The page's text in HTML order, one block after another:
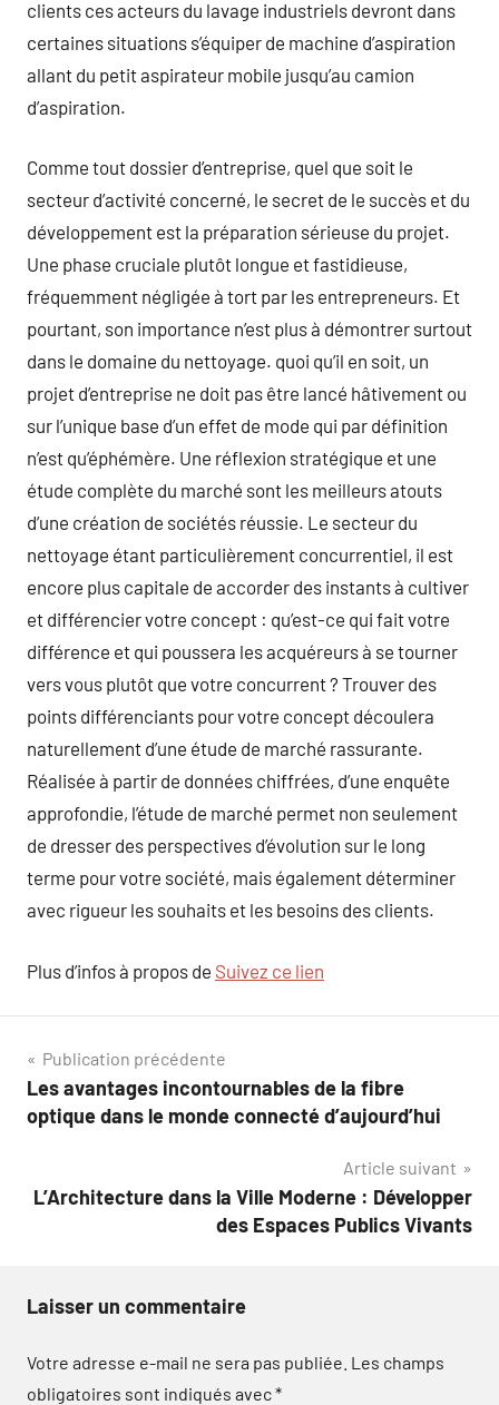
clients ces acteurs du lavage industriels devront dans
certaines situations s’équiper de machine d’aspiration
allant du petit aspirateur mobile jusqu’au camion
d’aspiration.
Comme tout dossier d’entreprise, quel que soit le
secteur d’activité concerné, le secret de le succès et du
développement est la préparation sérieuse du projet.
Une phase cruciale plutôt longue et fastidieuse,
fréquemment négligée à tort par les entrepreneurs. Et
pourtant, son importance n’est plus à démontrer surtout
dans le domaine du nettoyage. quoi qu’il en soit, un
projet d’entreprise ne doit pas être lancé hâtivement ou
sur l’unique base d’un effet de mode qui par définition
n’est qu’éphémère. Une réflexion stratégique et une
étude complète du marché sont les meilleurs atouts
d’une création de sociétés réussie. Le secteur du
nettoyage étant particulièrement concurrentiel, il est
encore plus capitale de accorder des instants à cultiver
et différencier votre concept : qu’est-ce qui fait votre
différence et qui poussera les acquéreurs à se tourner
vers vous plutôt que votre concurrent ? Trouver des
points différenciants pour votre concept découlera
naturellement d’une étude de marché rassurante.
Réalisée à partir de données chiffrées, d’une enquête
approfondie, l’étude de marché permet non seulement
de dresser des perspectives d’évolution sur le long
terme pour votre société, mais également déterminer
avec rigueur les souhaits et les besoins des clients.
Plus d’infos à propos de Suivez ce lien
Navigation
de
Publication précédente
Les avantages incontournables de la fibre
optique dans le monde connecté d’aujourd’hui
Article suivant
L’Architecture dans la Ville Moderne : Développer
des Espaces Publics Vivants
Laisser un commentaire
Votre adresse e-mail ne sera pas publiée. Les champs
obligatoires sont indiqués avec*